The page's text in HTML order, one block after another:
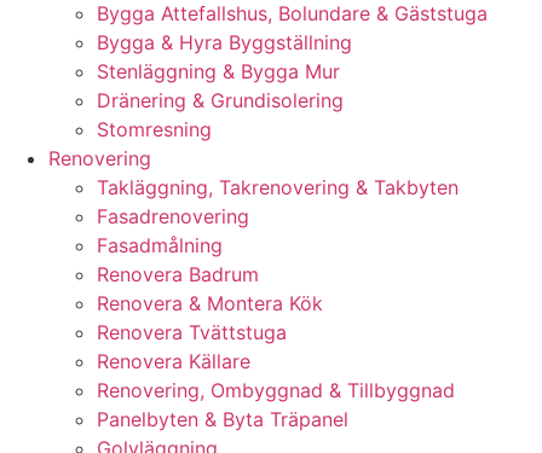
Bygga Attefallshus, Bolundare & Gäststuga
Bygga & Hyra Byggställning
Stenläggning & Bygga Mur
Dränering & Grundisolering
Stomresning
Renovering
Takläggning, Takrenovering & Takbyten
Fasadrenovering
Fasadmålning
Renovera Badrum
Renovera & Montera Kök
Renovera Tvättstuga
Renovera Källare
Renovering, Ombyggnad & Tillbyggnad
Panelbyten & Byta Träpanel
Golvläggning